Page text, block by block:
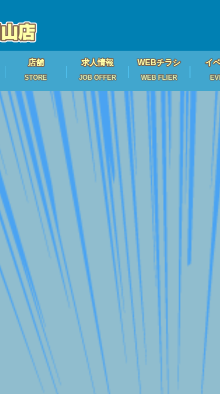
店舗
STORE
求人情報
JOB OFFER
WEBチラシ
WEB FLIER
イ